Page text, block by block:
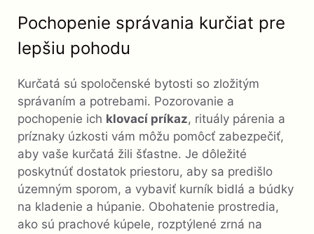
Pochopenie správania kurčiat pre
lepšiu pohodu
Kurčatá sú spoločenské bytosti so zložitým
správaním a potrebami. Pozorovanie a
pochopenie ich klovací príkaz, rituály párenia a
príznaky úzkosti vám môžu pomôcť zabezpečiť,
aby vaše kurčatá žili šťastne. Je dôležité
poskytnúť dostatok priestoru, aby sa predišlo
územným sporom, a vybaviť kurník bidlá a búdky
na kladenie a húpanie. Obohatenie prostredia,
ako sú prachové kúpele, rozptýlené zrná na